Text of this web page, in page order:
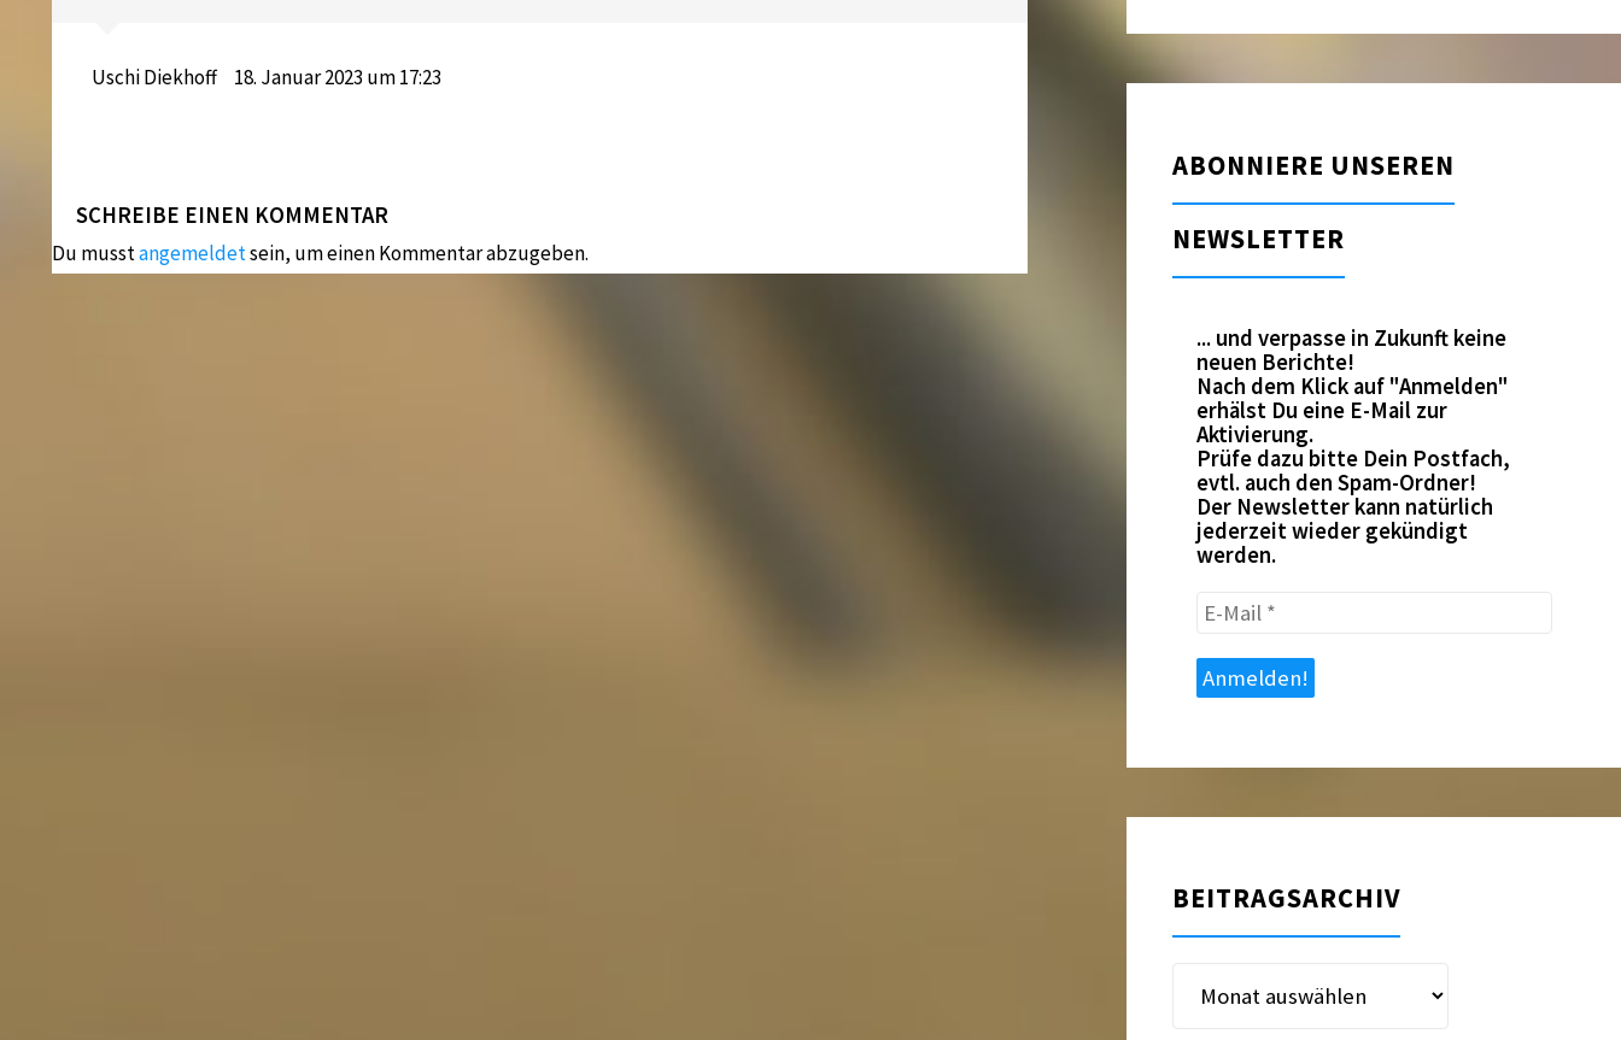
Uschi Diekhoff 18. Januar 2023 um 17:23
SCHREIBE EINEN KOMMENTAR
Du musstangemeldetsein, um einen Kommentar abzugeben.
ABONNIERE UNSEREN
NEWSLETTER
... und verpasse in Zukunft keine
neuen Berichte!
Nach dem Klick auf "Anmelden"
erhälst Du eine E-Mail zur
Aktivierung.
Prüfe dazu bitte Dein Postfach,
evtl. auch den Spam-Ordner!
Der Newsletter kann natürlich
jederzeit wieder gekündigt
werden.
E-
Mail
BEITRAGSARCHIV
Beitragsarchiv